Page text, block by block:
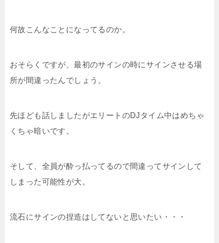
何故こんなことになってるのか。
おそらくですが、最初のサインの時にサインさせる場
所が間違ったんでしょう。
先ほども話しましたがエリートのDJタイム中はめちゃ
くちゃ暗いです。
そして、全員が酔っ払ってるので間違ってサインして
しまった可能性が大。
流石にサインの捏造はしてないと思いたい・・・